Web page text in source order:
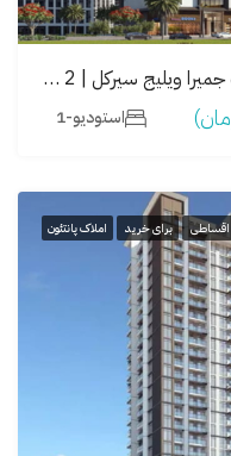
آپارتمان های مایزون الیزه 2 در منطقه جمیرا ویلیج سيرکل | Maison Elysee 2
استودیو-1
اقساطی برای خرید املاک پانتئون